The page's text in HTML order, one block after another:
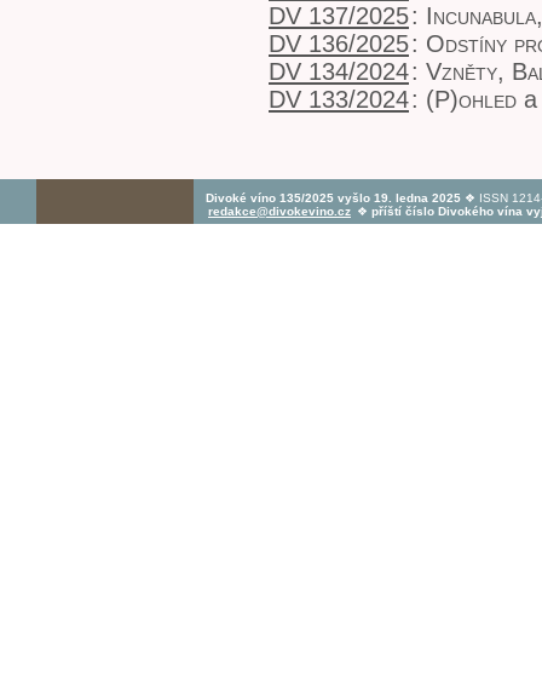
DV 137/2025:
DV 136/2025: Odstíny
DV 134/2024: Vzněty,
DV 133/2024: (P)ohled
Divoké víno 135/2025 vyšlo 19. ledna 2025 ❖ ISSN
redakce@divokevino.cz ❖ příští číslo Divokého vína